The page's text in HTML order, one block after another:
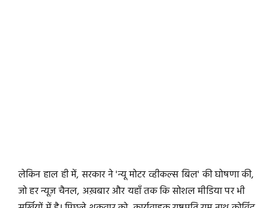
लेकिन हाल ही में, सरकार ने 'न्यू मोटर व्हीकल्स बिल' की घोषणा की,
जो हर न्यूज़ चैनल, अख़बार और यहाँ तक कि सोशल मीडिया पर भी